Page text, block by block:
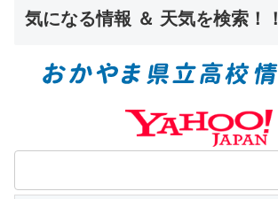
気になる情報 ＆ 天気を検索！！